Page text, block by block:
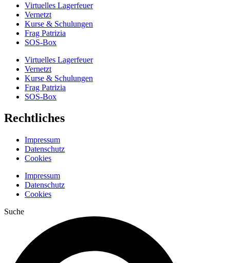
Virtuelles Lagerfeuer
Vernetzt
Kurse & Schulungen
Frag Patrizia
SOS-Box
Virtuelles Lagerfeuer
Vernetzt
Kurse & Schulungen
Frag Patrizia
SOS-Box
Rechtliches
Impressum
Datenschutz
Cookies
Impressum
Datenschutz
Cookies
Suche